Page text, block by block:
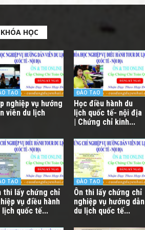
KHÓA HỌC
TẠO
nghiệp vụ hướng
viên du lịch
ĐÀO TẠO
Học điều hành du
lịch quốc tế- nội địa
| Chứng chỉ kinh...
TẠO
thi lấy chứng chỉ
vụ điều hành
lịch quốc tế...
ĐÀO TẠO
Ôn thi lấy chứng chỉ
nghiệp vụ hướng dẫn
du lịch quốc tế...